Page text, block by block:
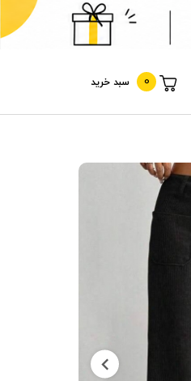
0 سبد خرید